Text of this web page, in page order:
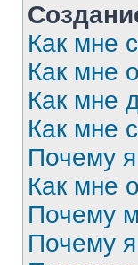
Как мне
Как мне
Как мне
Как мне
Почему
Как мне
Почему
Почему